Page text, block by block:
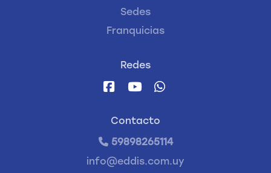
Sedes
Franquicias
Redes
Contacto
59898265114
info@eddis.com.uy